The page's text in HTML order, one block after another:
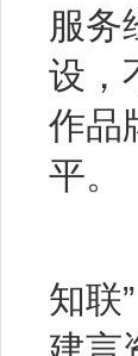
服务
设，
作品
平。
知联